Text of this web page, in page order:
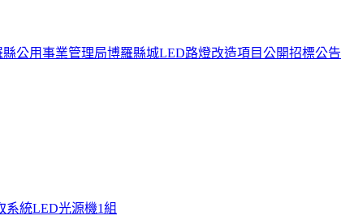
縣公用事業管理局博羅縣城LED路燈改造項目公開招標公告
系統LED光源機1組